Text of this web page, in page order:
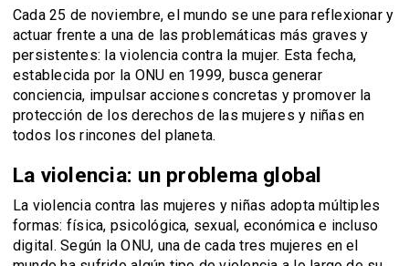
Cada 25 de noviembre, el mundo se une para reflexionar y
actuar frente a una de las problemáticas más graves y
persistentes: la violencia contra la mujer. Esta fecha,
establecida por la ONU en 1999, busca generar
conciencia, impulsar acciones concretas y promover la
protección de los derechos de las mujeres y niñas en
todos los rincones del planeta.
La violencia: un problema global
La violencia contra las mujeres y niñas adopta múltiples
formas: física, psicológica, sexual, económica e incluso
digital. Según la ONU, una de cada tres mujeres en el